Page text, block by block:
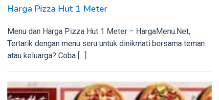
Harga Pizza Hut 1 Meter
Menu dan Harga Pizza Hut 1 Meter – HargaMenu.Net,
Tertarik dengan menu seru untuk dinikmati bersama teman
atau keluarga? Coba […]